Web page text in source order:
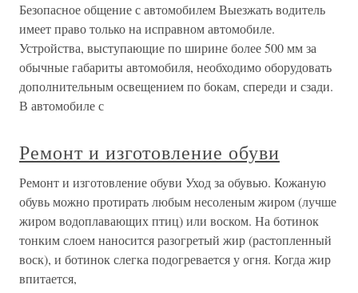
Безопасное общение с автомобилем Выезжать водитель
имеет право только на исправном автомобиле.
Устройства, выступающие по ширине более 500 мм за
обычные габариты автомобиля, необходимо оборудовать
дополнительным освещением по бокам, спереди и сзади.
В автомобиле с
Ремонт и изготовление обуви
Ремонт и изготовление обуви Уход за обувью. Кожаную
обувь можно протирать любым несоленым жиром (лучше
жиром водоплавающих птиц) или воском. На ботинок
тонким слоем наносится разогретый жир (растопленный
воск), и ботинок слегка подогревается у огня. Когда жир
впитается,